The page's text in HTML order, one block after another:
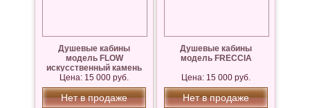
Душевые кабины
модель FLOW
искусственный камень
Цена: 15 000 руб.
Нет в продаже
Душевые кабины
модель FRECCIA
Цена: 15 000 руб.
Нет в продаже